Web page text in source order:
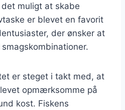
muligt at skabe
er blevet en favorit
der ønsker at
er steget i takt med, at
opmærksomme på
kost. Fiskens